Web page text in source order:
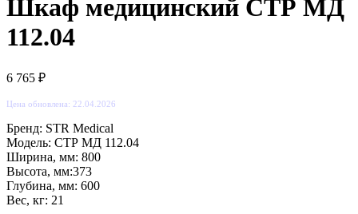
Шкаф медицинский СТР МД
112.04
6 765 ₽
Цена обновлена: 22.04.2026
Бренд: STR Medical
Модель: СТР МД 112.04
Ширина, мм: 800
Высота, мм:373
Глубина, мм: 600
Вес, кг: 21